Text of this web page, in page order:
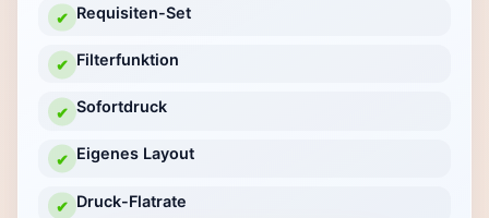
✔ Requisiten-Set
✔ Filterfunktion
✔ Sofortdruck
✔ Eigenes Layout
✔ Druck-Flatrate